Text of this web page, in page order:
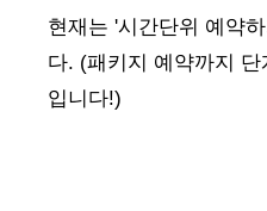
현재는 '시간단위 예약
다. (패키지 예약까지
입니다!)